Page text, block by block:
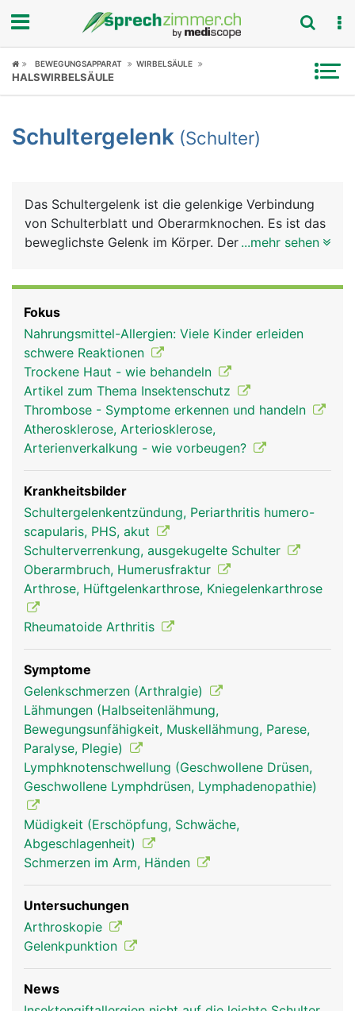
Fokus
Symptome
News
Rubriken
BEWEGUNGSAPPARAT WIRBELSÄULE
HALSWIRBELSÄULE
Schultergelenk (Schulter)
Das Schultergelenk ist die gelenkige Verbindung
von Schulterblatt und Oberarmknochen. Es ist das
beweglichste Gelenk im Körper. Der besonders
der flachen Gelenkpfanne des Schulterblattes
bewegt. Damit die Knochen nicht aufeinander
reiben, sind sie mit Gelenkknorpel bezogen und in
Gelenkschmiere eingebettet. Um das sehr
bewegliche Schultergelenk stabil zu halten, wird
es von einer komplexen Struktur aus
Gelenkkapsel, Schleimbeuteln, Bändern sowie vier
kleinere Muskeln und deren Sehnen (sogenannte
Rotatorenmanschette) und dem grossen
Schultermuskel (Deltoideus) umgeben. Die
Bewegung des Armes wird durch das
Zusammenspiel von Gelenk, Bändern und Muskeln
ermöglicht.
Schultergelenk
Frau
Schultergelenk
...mehr sehen
Fokus
Nahrungsmittel-Allergien: Viele Kinder erleiden
schwere Reaktionen
Trockene Haut - wie behandeln
Artikel zum Thema Insektenschutz
Thrombose - Symptome erkennen und handeln
Atherosklerose, Arteriosklerose,
Arterienverkalkung - wie vorbeugen?
Krankheitsbilder
Schultergelenkentzündung, Periarthritis humero-
scapularis, PHS, akut
Schulterverrenkung, ausgekugelte Schulter
Oberarmbruch, Humerusfraktur
Arthrose, Hüftgelenkarthrose, Kniegelenkarthrose
Rheumatoide Arthritis
Symptome
Gelenkschmerzen (Arthralgie)
Lähmungen (Halbseitenlähmung,
Bewegungsunfähigkeit, Muskellähmung, Parese,
Paralyse, Plegie)
Lymphknotenschwellung (Geschwollene Drüsen,
Geschwollene Lymphdrüsen, Lymphadenopathie)
Müdigkeit (Erschöpfung, Schwäche,
Abgeschlagenheit)
Schmerzen im Arm, Händen
Untersuchungen
Arthroskopie
Gelenkpunktion
News